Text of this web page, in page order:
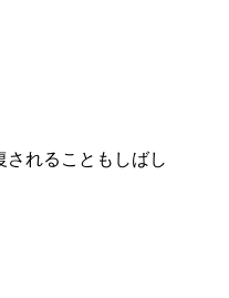
れることもしばし